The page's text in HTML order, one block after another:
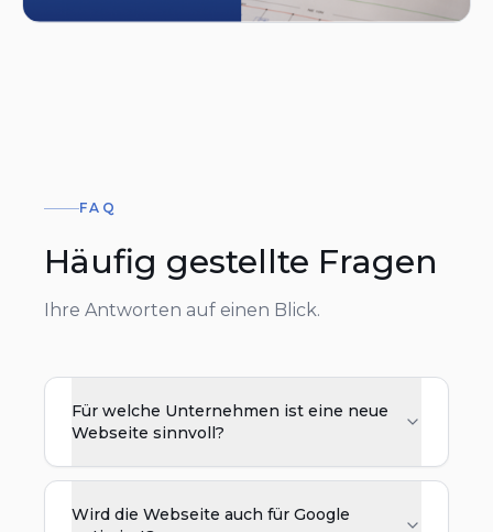
FAQ
Häufig gestellte Fragen
Ihre Antworten auf einen Blick.
Für welche Unternehmen ist eine neue
Webseite sinnvoll?
Wird die Webseite auch für Google